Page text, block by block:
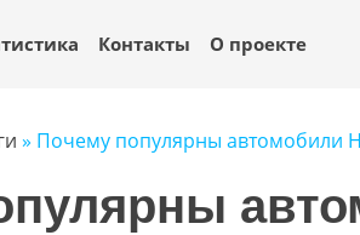
Контакты О проекте
» Почему популярны автомобили